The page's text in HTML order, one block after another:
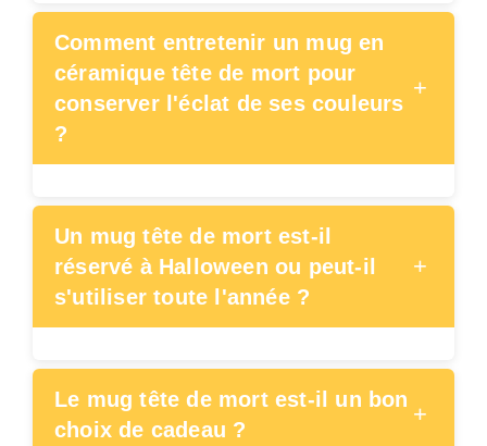
Comment entretenir un mug en
céramique tête de mort pour
conserver l'éclat de ses couleurs
?
+
Un mug tête de mort est-il
réservé à Halloween ou peut-il
s'utiliser toute l'année ?
+
Le mug tête de mort est-il un bon
choix de cadeau ?
+